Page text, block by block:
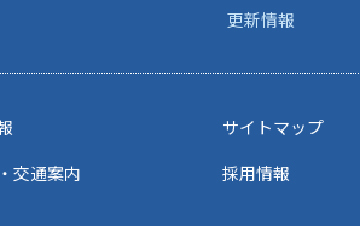
更新情報
交通案内
サイトマップ
採用情報